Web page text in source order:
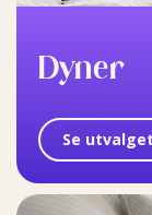
Dyner
Se utvalget